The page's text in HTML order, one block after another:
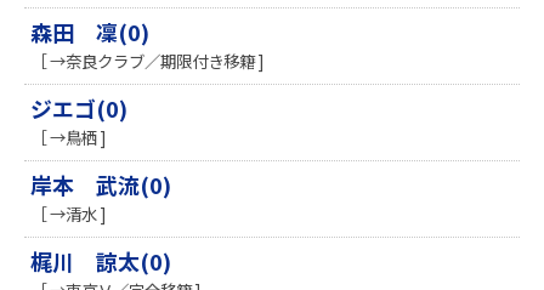
森田 凜(0)
［ →奈良クラブ／期限付き移籍 ]
ジエゴ(0)
［ →鳥栖 ]
岸本 武流(0)
［ →清水 ]
梶川 諒太(0)